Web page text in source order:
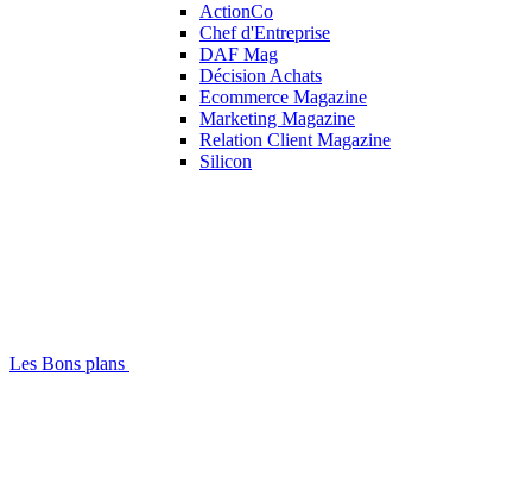
ActionCo
Chef d'Entreprise
DAF Mag
Décision Achats
Ecommerce Magazine
Marketing Magazine
Relation Client Magazine
Silicon
Les Bons plans